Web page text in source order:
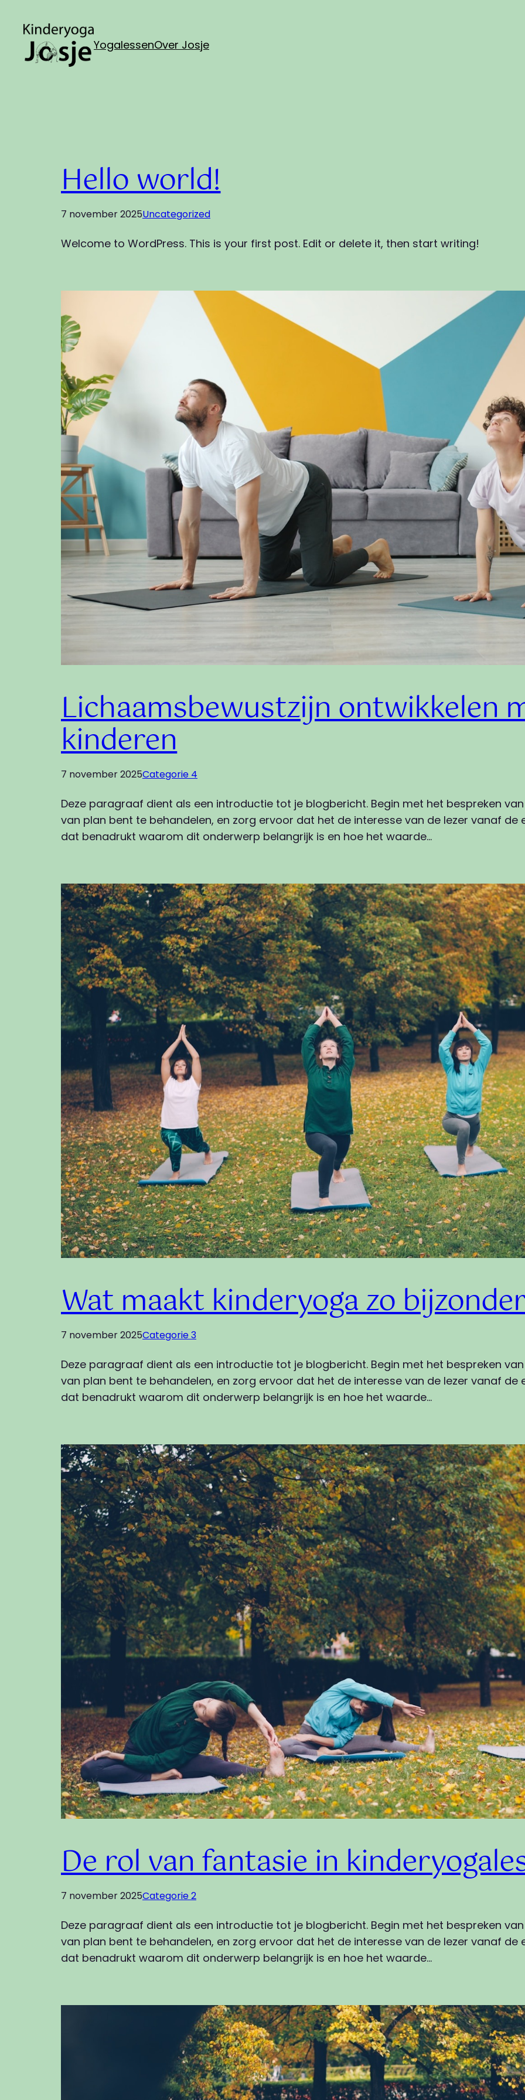
naar
inhoud
YogalessenOver Josje
Hello world!
7 november 2025Uncategorized
Welcome to WordPress. This is your first post. Edit or delete it, then start writing!
Lichaamsbewustzijn ontwikkelen
kinderen
7 november 2025Categorie 4
Deze paragraaf dient als een introductie tot je blogbericht. Begin met het bespreken
van plan bent te behandelen, en zorg ervoor dat het de interesse van de lezer vanaf de
dat benadrukt waarom dit onderwerp belangrijk is en hoe het waarde…
Wat maakt kinderyoga zo
7 november 2025Categorie 3
Deze paragraaf dient als een introductie tot je blogbericht. Begin met het bespreken
van plan bent te behandelen, en zorg ervoor dat het de interesse van de lezer vanaf de
dat benadrukt waarom dit onderwerp belangrijk is en hoe het waarde…
De rol van fantasie in
7 november 2025Categorie 2
Deze paragraaf dient als een introductie tot je blogbericht. Begin met het bespreken
van plan bent te behandelen, en zorg ervoor dat het de interesse van de lezer vanaf de
dat benadrukt waarom dit onderwerp belangrijk is en hoe het waarde…